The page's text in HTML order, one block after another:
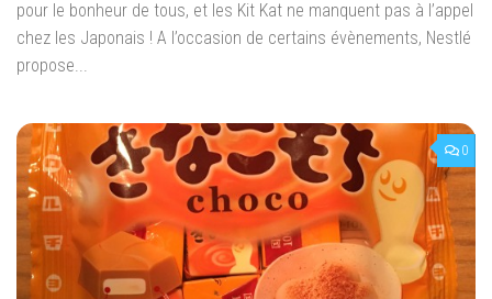
pour le bonheur de tous, et les Kit Kat ne manquent pas à l’appel
chez les Japonais ! A l’occasion de certains évènements, Nestlé
propose...
0